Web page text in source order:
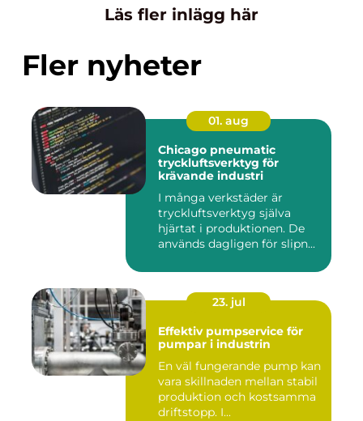
Läs fler inlägg här
Fler nyheter
01. aug
Chicago pneumatic
tryckluftsverktyg för
krävande industri
I många verkstäder är
tryckluftsverktyg själva
hjärtat i produktionen. De
används dagligen för slipn...
23. jul
Effektiv pumpservice för
pumpar i industrin
En väl fungerande pump kan
vara skillnaden mellan stabil
produktion och kostsamma
driftstopp. I...